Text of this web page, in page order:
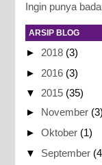
Ingin punya
ARSIP BLOG
► 2018 (3)
► 2016 (3)
▼2015 (35)
► November (3)
►Oktober (1)
▼ September